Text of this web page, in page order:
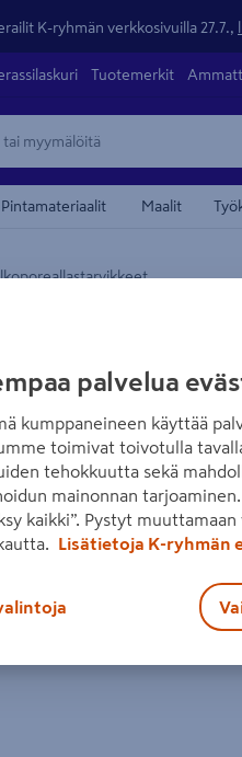
K-ryhmän verkkosivuilla 27.7.,
Tuotemerkit
Pintamateriaalit Maalit
palvelua
kumppaneineen käyttää
toimivat toivotulla
tehokkuutta sekä
mainonnan
kaikki”. Pystyt
Lisätietoja K-ryhmän